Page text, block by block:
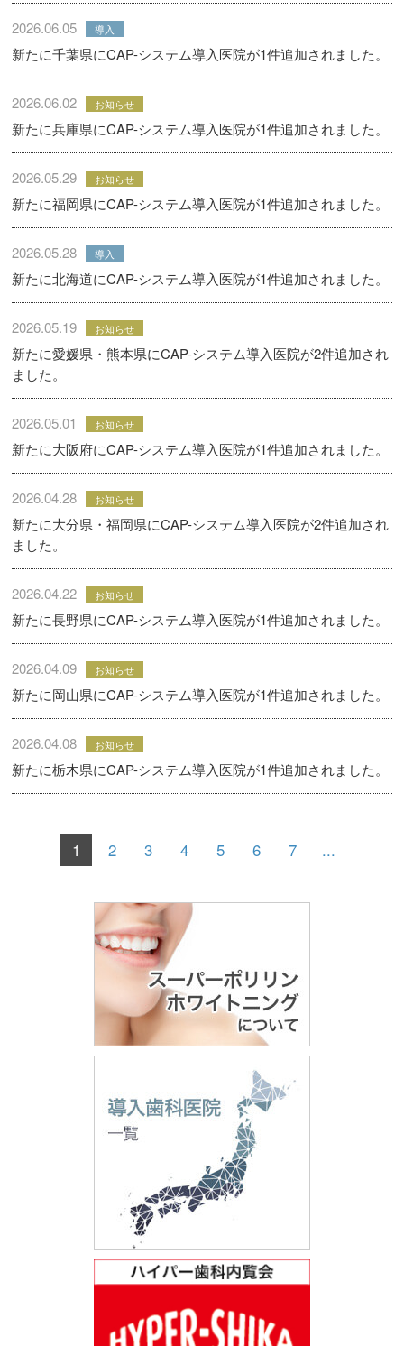
2026.06.05 導入
新たに千葉県にCAP-システム導入医院が1件追加されました。
2026.06.02 お知らせ
新たに兵庫県にCAP-システム導入医院が1件追加されました。
2026.05.29 お知らせ
新たに福岡県にCAP-システム導入医院が1件追加されました。
2026.05.28 導入
新たに北海道にCAP-システム導入医院が1件追加されました。
2026.05.19 お知らせ
新たに愛媛県・熊本県にCAP-システム導入医院が2件追加され
ました。
2026.05.01 お知らせ
新たに大阪府にCAP-システム導入医院が1件追加されました。
2026.04.28 お知らせ
新たに大分県・福岡県にCAP-システム導入医院が2件追加され
ました。
2026.04.22 お知らせ
新たに長野県にCAP-システム導入医院が1件追加されました。
2026.04.09 お知らせ
新たに岡山県にCAP-システム導入医院が1件追加されました。
2026.04.08 お知らせ
新たに栃木県にCAP-システム導入医院が1件追加されました。
1 2 3 4 5 6 7 ...